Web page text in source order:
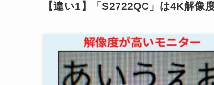
【違い1】「S2722QC 」は4K解像